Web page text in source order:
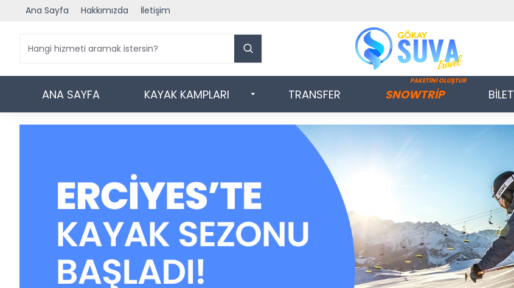
Ana Sayfa Hakkımızda İletişim
ANA SAYFA KAYAK KAMPLARI TRANSFER SNOWTRİP
PAKETİNİ OLUŞTUR
BİLET